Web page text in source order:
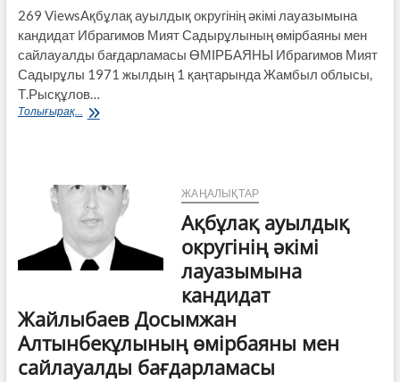
269 ViewsАқбұлақ ауылдық округінің әкімі лауазымына
кандидат Ибрагимов Мият Садырұлының өмірбаяны мен
сайлауалды бағдарламасы ӨМІРБАЯНЫ Ибрагимов Мият
Садырұлы 1971 жылдың 1 қаңтарында Жамбыл облысы,
Т.Рысқұлов…
Толығырақ... Ақбұлақ
кандидат
Ибрагимов
Мият
Садырұлының
өмірбаяны
мен
ЖАҢАЛЫҚТАР
Ақбұлақ ауылдық
округінің әкімі
лауазымына
кандидат
Жайлыбаев Досымжан
Алтынбекұлының өмірбаяны мен
сайлауалды бағдарламасы